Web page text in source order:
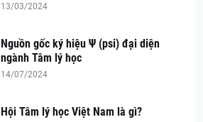
13/03/2024
Nguồn gốc ký hiệu Ψ (psi) đại diện
ngành Tâm lý học
14/07/2024
Hội Tâm lý học Việt Nam là gì?